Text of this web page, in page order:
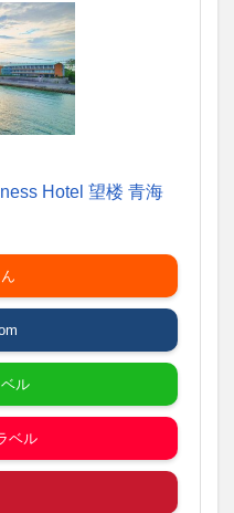
Hotel 望楼 青海
ル
ベル